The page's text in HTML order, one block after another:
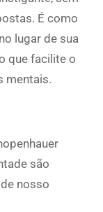
É como
lugar de sua
que facilite o
mentais.
são
nosso